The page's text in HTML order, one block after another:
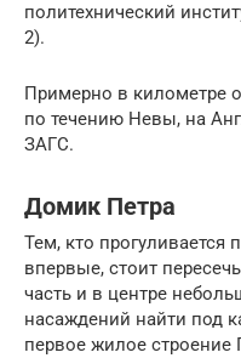
политехнический
2).
Примерно в километре
по течению Невы, на
ЗАГС.
Домик Петра
Тем, кто прогуливается
впервые, стоит
часть и в центре
насаждений найти под
первое жилое строение